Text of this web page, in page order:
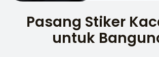
Pasang Stiker
untuk